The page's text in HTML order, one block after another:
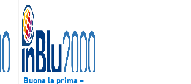
di
dopo anni di
stalking, che ha
vinto il premio del
pubblico alla festa
del Cinema di Roma
Buona la prima –